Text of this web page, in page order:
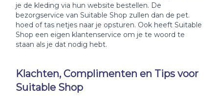
je de kleding via hun website bestellen. De
bezorgservice van Suitable Shop zullen dan de pet.
hoed of tas netjes naar je opsturen. Ook heeft Suitable
Shop een eigen klantenservice om je te woord te
staan als je dat nodig hebt.
Klachten, Complimenten en Tips voor
Suitable Shop